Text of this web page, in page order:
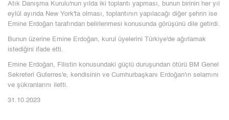
Atık Danışma Kurulu'nun yılda iki toplantı yapması, bunun birinin her yıl
eylül ayında New York'ta olması, toplantının yapılacağı diğer şehrin ise
Emine Erdoğan tarafından belirlenmesi konusunda görüşünü dile getirdi.
Bunun üzerine Emine Erdoğan, kurul üyelerini Türkiye'de ağırlamak
istediğini ifade etti.
Emine Erdoğan, Filistin konusundaki güçlü duruşundan ötürü BM Genel
Sekreteri Guterres'e, kendisinin ve Cumhurbaşkanı Erdoğan'ın selamını
ve şükranlarını iletti.
31.10.2023